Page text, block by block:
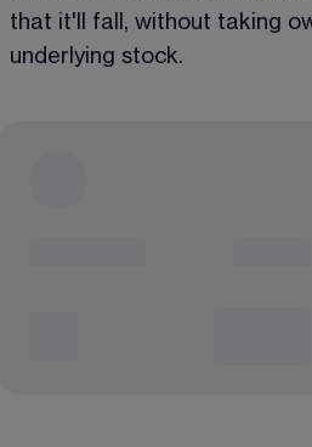
that it'll fall, without taking
underlying stock.